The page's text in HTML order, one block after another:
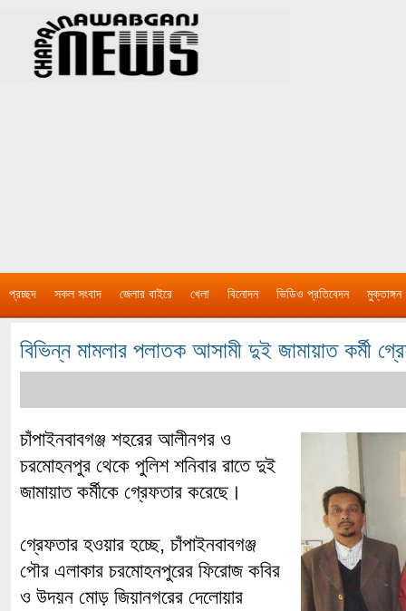
প্রচ্ছদ সকল সংবাদ জেলার বাইরে খেলা বিনোদন ভিডিও প্রতিবেদন মুক্তাঙ্গন
বিভিন্ন মামলার পলাতক আসামী দুই জামায়াত কর্মী
চাঁপাইনবাবগঞ্জ শহরের আলীনগর ও
চরমোহনপুর থেকে পুলিশ শনিবার রাতে দুই
জামায়াত কর্মীকে গ্রেফতার করেছে।
গ্রেফতার হওয়ার হচ্ছে, চাঁপাইনবাবগঞ্জ
পৌর এলাকার চরমোহনপুরের ফিরোজ কবির
ও উদয়ন মোড় জিয়ানগরের দেলোয়ার